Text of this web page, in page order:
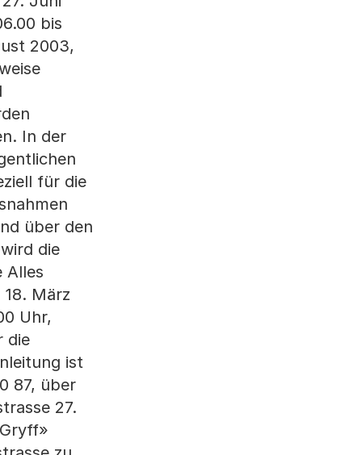
bis
2003,
In der
für die
über den
die
Alles
März
Uhr,
die
ist
87, über
27.